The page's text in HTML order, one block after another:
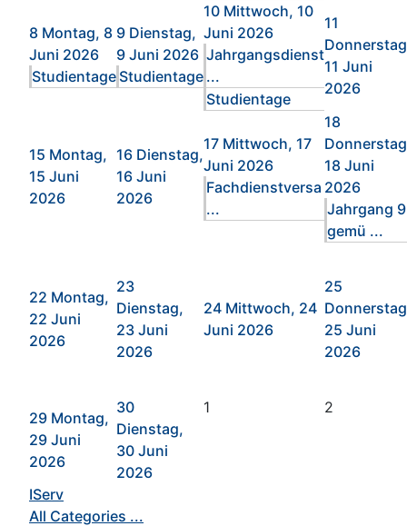
8 Montag, 8
Juni 2026
Studientage
9 Dienstag,
9 Juni 2026
Studientage
10 Mittwoch, 10
Juni 2026
Jahrgangsdienst
...
Studientage
11
11 Juni
2026
15 Montag,
15 Juni
2026
16 Dienstag,
16 Juni
2026
17 Mittwoch, 17
Juni 2026
Fachdienstversa
...
18
18 Juni
2026
Jahrgang 9
gemü ...
22 Montag,
22 Juni
2026
23
Dienstag,
23 Juni
2026
24 Mittwoch, 24
Juni 2026
25
25 Juni
2026
29 Montag,
29 Juni
2026
30
Dienstag,
30 Juni
2026
1 2
IServ
All Categories ...